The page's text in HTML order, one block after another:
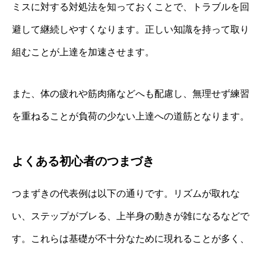
ミスに対する対処法を知っておくことで、トラブルを回
避して継続しやすくなります。正しい知識を持って取り
組むことが上達を加速させます。
また、体の疲れや筋肉痛などへも配慮し、無理せず練習
を重ねることが負荷の少ない上達への道筋となります。
よくある初心者のつまづき
つまずきの代表例は以下の通りです。リズムが取れな
い、ステップがブレる、上半身の動きが雑になるなどで
す。これらは基礎が不十分なために現れることが多く、